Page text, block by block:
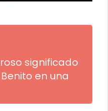
significado
en una